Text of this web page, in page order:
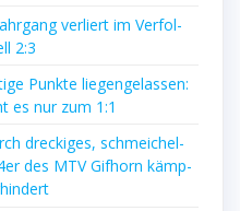
ver­liert im Ver­fol­
2:3
Punk­te lie­gen­ge­las­sen:
es nur zum 1:1
dre­cki­ges, schmei­chel­
des MTV Gif­horn kämp­